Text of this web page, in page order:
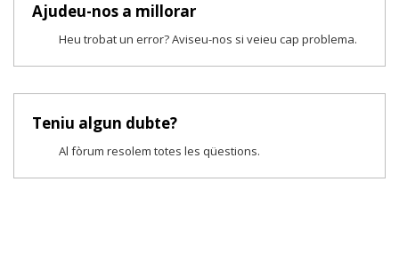
Ajudeu-nos a millorar
Heu trobat un error? Aviseu-nos si veieu cap problema.
Teniu algun dubte?
Al fòrum resolem totes les qüestions.